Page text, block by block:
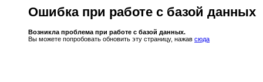
Ошибка при работе с базой данных
Возникла проблема при работе с базой данных.
Вы можете попробовать обновить эту страницу, нажав сюда